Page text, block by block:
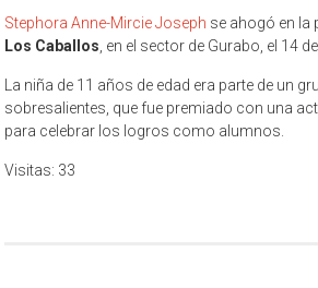
Stephora Anne-Mircie Joseph se ahogó en la
Los Caballos , en el sector de Gurabo, el 14
La niña de 11 años de edad era parte de un
sobresalientes, que fue premiado con una
para celebrar los logros como alumnos.
Visitas: 33